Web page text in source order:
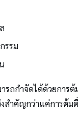
รรม
ถกำจัดได้ด้วยกา
สำคัญกว่าแค่การต้ม